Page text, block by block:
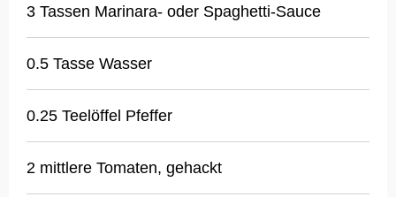
3 Tassen Marinara- oder Spaghetti-Sauce
0.5 Tasse Wasser
0.25 Teelöffel Pfeffer
2 mittlere Tomaten, gehackt